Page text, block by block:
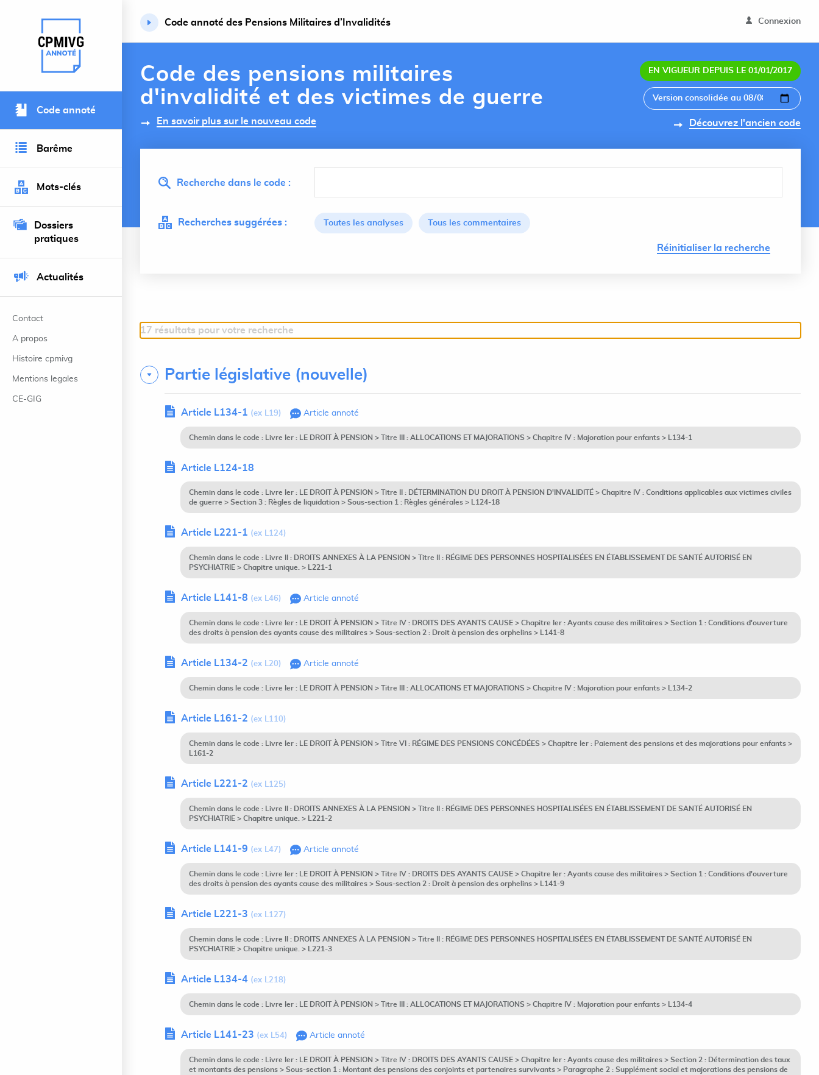
Retour à l’accueil du site
Code annoté
Barême
Mots-clés
Dossiers
pratiques
Actualités
Contact
A propos
Histoire cpmivg
Mentions legales
CE-GIG
Code annoté des Pensions Militaires d’Invalidités Connexion
Code des pensions militaires
d'invalidité et des victimes de guerre
En savoir plus sur le nouveau code
EN VIGUEUR DEPUIS LE 01/01/2017
Découvrez l'ancien code
Recherche dans le code :
Recherches suggérées : Toutes les analyses Tous les commentaires
Réinitialiser la recherche
17 résultats pour votre recherche
Partie législative (nouvelle)
Article L134-1 (ex L19) Article annoté
Chemin dans le code : Livre Ier : LE DROIT À PENSION > Titre III : ALLOCATIONS ET MAJORATIONS > Chapitre IV : Majoration pour enfants > L134-1
Article L124-18
Chemin dans le code : Livre Ier : LE DROIT À PENSION > Titre II : DÉTERMINATION DU DROIT À PENSION D'INVALIDITÉ > Chapitre IV : Conditions applicables aux victimes civiles
de guerre > Section 3 : Règles de liquidation > Sous-section 1 : Règles générales > L124-18
Article L221-1 (ex L124)
Chemin dans le code : Livre II : DROITS ANNEXES À LA PENSION > Titre II : RÉGIME DES PERSONNES HOSPITALISÉES EN ÉTABLISSEMENT DE SANTÉ AUTORISÉ EN
PSYCHIATRIE > Chapitre unique. > L221-1
Article L141-8 (ex L46) Article annoté
Chemin dans le code : Livre Ier : LE DROIT À PENSION > Titre IV : DROITS DES AYANTS CAUSE > Chapitre Ier : Ayants cause des militaires > Section 1 : Conditions d'ouverture
des droits à pension des ayants cause des militaires > Sous-section 2 : Droit à pension des orphelins > L141-8
Article L134-2 (ex L20) Article annoté
Chemin dans le code : Livre Ier : LE DROIT À PENSION > Titre III : ALLOCATIONS ET MAJORATIONS > Chapitre IV : Majoration pour enfants > L134-2
Article L161-2 (ex L110)
Chemin dans le code : Livre Ier : LE DROIT À PENSION > Titre VI : RÉGIME DES PENSIONS CONCÉDÉES > Chapitre Ier : Paiement des pensions et des majorations pour enfants >
L161-2
Article L221-2 (ex L125)
Chemin dans le code : Livre II : DROITS ANNEXES À LA PENSION > Titre II : RÉGIME DES PERSONNES HOSPITALISÉES EN ÉTABLISSEMENT DE SANTÉ AUTORISÉ EN
PSYCHIATRIE > Chapitre unique. > L221-2
Article L141-9 (ex L47) Article annoté
Chemin dans le code : Livre Ier : LE DROIT À PENSION > Titre IV : DROITS DES AYANTS CAUSE > Chapitre Ier : Ayants cause des militaires > Section 1 : Conditions d'ouverture
des droits à pension des ayants cause des militaires > Sous-section 2 : Droit à pension des orphelins > L141-9
Article L221-3 (ex L127)
Chemin dans le code : Livre II : DROITS ANNEXES À LA PENSION > Titre II : RÉGIME DES PERSONNES HOSPITALISÉES EN ÉTABLISSEMENT DE SANTÉ AUTORISÉ EN
PSYCHIATRIE > Chapitre unique. > L221-3
Article L134-4 (ex L218)
Chemin dans le code : Livre Ier : LE DROIT À PENSION > Titre III : ALLOCATIONS ET MAJORATIONS > Chapitre IV : Majoration pour enfants > L134-4
Article L141-23 (ex L54) Article annoté
Chemin dans le code : Livre Ier : LE DROIT À PENSION > Titre IV : DROITS DES AYANTS CAUSE > Chapitre Ier : Ayants cause des militaires > Section 2 : Détermination des taux
et montants des pensions > Sous-section 1 : Montant des pensions des conjoints et partenaires survivants > Paragraphe 2 : Supplément social et majorations des pensions de